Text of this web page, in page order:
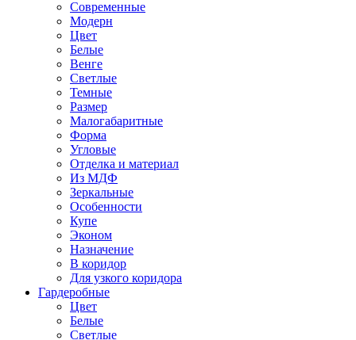
Современные
Модерн
Цвет
Белые
Венге
Светлые
Темные
Размер
Малогабаритные
Форма
Угловые
Отделка и материал
Из МДФ
Зеркальные
Особенности
Купе
Эконом
Назначение
В коридор
Для узкого коридора
Гардеробные
Цвет
Белые
Светлые